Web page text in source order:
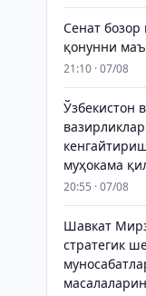
Сенат бозор
қонунни
21:10 · 07/08
Ўзбекистон
муҳокама
20:55 · 07/08
Шавкат
стратегик